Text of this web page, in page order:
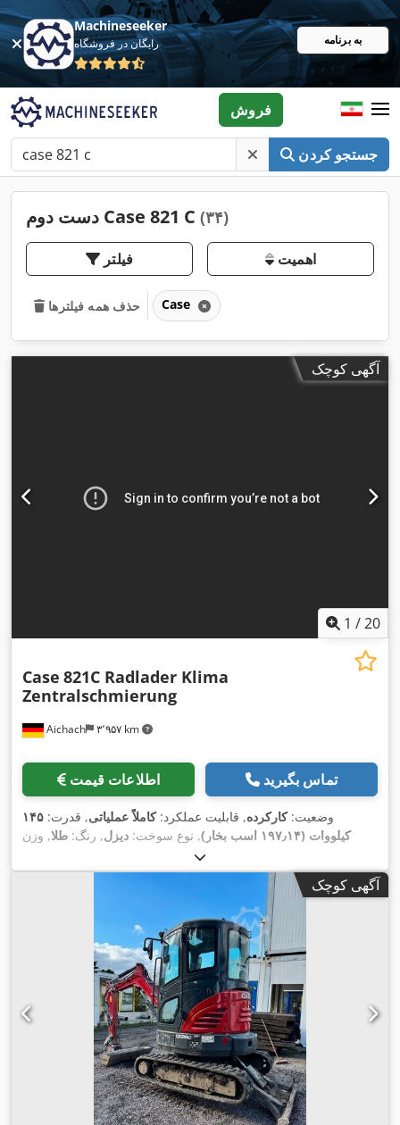
Machineseeker
رایگان در فروشگاه به برنامه
جستجو کردن
فروش
دست دوم Case 821 C (۳۴)
فیلتر اهمیت
حذف همه فیلترها Case
آگهی کوچک
1 /20
Aichach ۳٬۹۵۷ km
Case 821C Radlader Klima
Zentralschmierung
اطلاعات قیمت تماس بگیرید
وضعیت:کارکرده, قابلیت عملکرد:کاملاً عملیاتی, قدرت: ۱۴۵
کیلووات (۱۹۷٫۱۴ اسب بخار)
, نوع سوخت: دیزل, رنگ: طلا, وزن
, سال ساخت:
h
, تجهیزات:تهویه مطبوع, سیستم گریس کاری متمرکز, کابین ,
آگهی کوچک